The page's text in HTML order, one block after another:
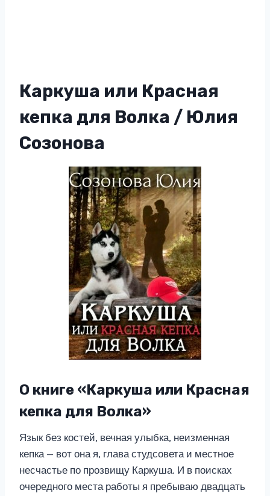
Каркуша или Красная
кепка для Волка / Юлия
Созонова
О книге «Каркуша или Красная
кепка для Волка»
Язык без костей, вечная улыбка, неизменная
кепка — вот она я, глава студсовета и местное
несчастье по прозвищу Каркуша. И в поисках
очередного места работы я пребываю двадцать